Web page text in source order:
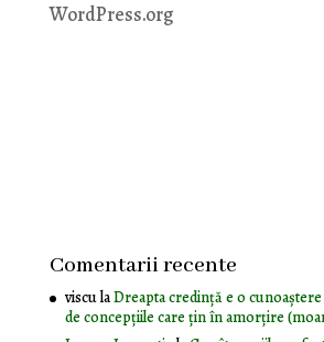
WordPress.org
Comentarii recente
visculaDreapta credință e o
de concepțiile care țin în amorțire